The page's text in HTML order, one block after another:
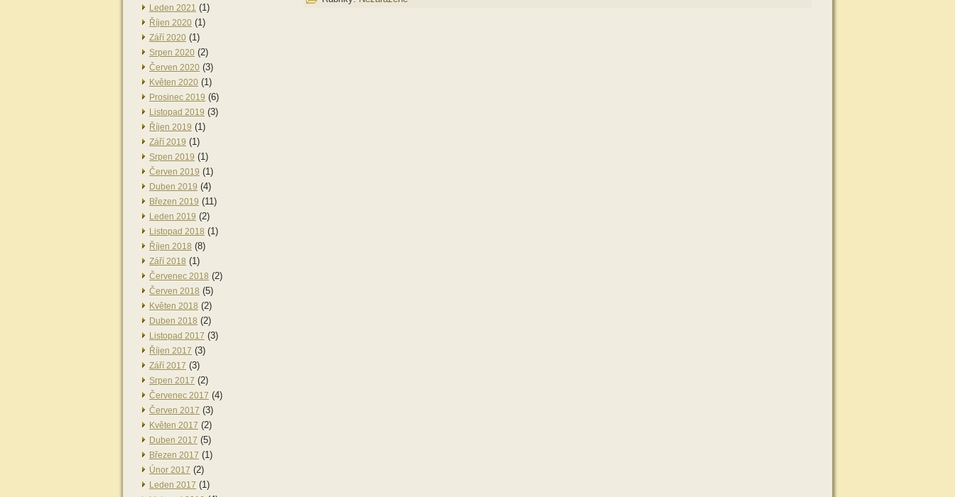
Leden 2021 (1)
Říjen 2020 (1)
Září 2020 (1)
Srpen 2020 (2)
Červen 2020 (3)
Květen 2020 (1)
Prosinec 2019 (6)
Listopad 2019 (3)
Říjen 2019 (1)
Září 2019 (1)
Srpen 2019 (1)
Červen 2019 (1)
Duben 2019 (4)
Březen 2019 (11)
Leden 2019 (2)
Listopad 2018 (1)
Říjen 2018 (8)
Září 2018 (1)
Červenec 2018 (2)
Červen 2018 (5)
Květen 2018 (2)
Duben 2018 (2)
Listopad 2017 (3)
Říjen 2017 (3)
Září 2017 (3)
Srpen 2017 (2)
Červenec 2017 (4)
Červen 2017 (3)
Květen 2017 (2)
Duben 2017 (5)
Březen 2017 (1)
Únor 2017 (2)
Leden 2017 (1)